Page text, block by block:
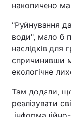
накопичено
"Руйнування
води", мало б
наслідків для
спричинивши
екологічне
Там додали,
реалізувати